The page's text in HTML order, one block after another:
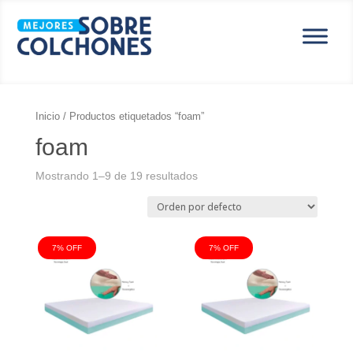
Inicio/ Productos etiquetados “foam”
foam
Mostrando 1–9 de 19 resultados
7% OFF 7% OFF